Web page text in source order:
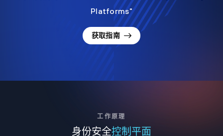
Platforms"
获取指南
工作原理
身份安全控制平面